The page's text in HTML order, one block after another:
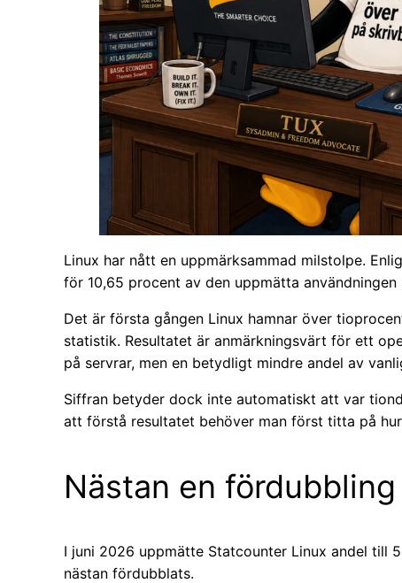
Linux har nått en uppmärksammad milstolpe.
för 10,65 procent av den uppmätta
Det är första gången Linux hamnar över
statistik. Resultatet är anmärkningsvärt för ett
på servrar, men en betydligt mindre andel av
Siffran betyder dock inte automatiskt att var
att förstå resultatet behöver man först titta på
Nästan en
I juni 2026 uppmätte Statcounter Linux andel till
nästan fördubblats.